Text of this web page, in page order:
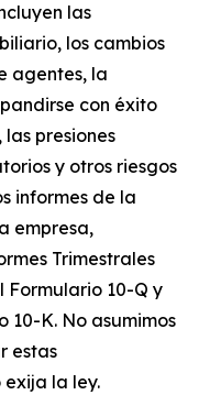
las
los cambios
agentes, la
con éxito
presiones
y otros riesgos
informes de la
empresa,
Trimestrales
Formulario 10-Q y
10-K. No asumimos
estas
la ley.